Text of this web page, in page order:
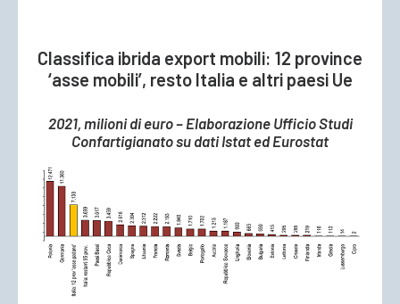
Classifica ibrida export mobili: 12 province
‘asse mobili’, resto Italia e altri paesi Ue
2021, milioni di euro – Elaborazione Ufficio Studi
Confartigianato su dati Istat ed Eurostat